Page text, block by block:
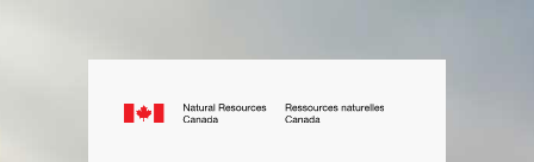
Canada.ca
/